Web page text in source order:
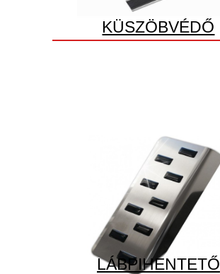
KÜSZÖBVÉDŐ
LÁBPIHENTETŐ